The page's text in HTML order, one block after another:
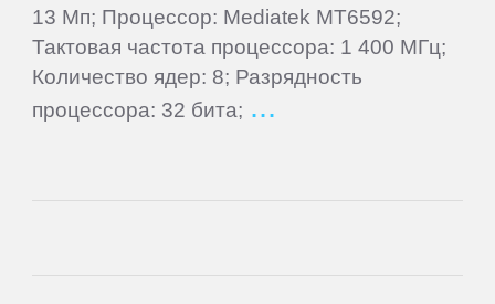
13 Мп; Процессор: Mediatek MT6592;
Тактовая частота процессора: 1 400 МГц;
Количество ядер: 8; Разрядность
процессора: 32 бита;
Plark